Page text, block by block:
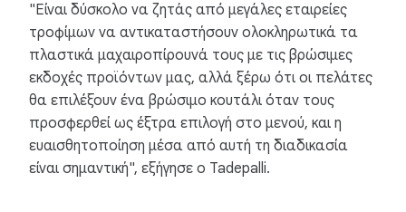
"Είναι δύσκολο να ζητάς από μεγάλες εταιρείες
τροφίμων να αντικαταστήσουν ολοκληρωτικά τα
πλαστικά μαχαιροπίρουνά τους με τις βρώσιμες
εκδοχές προϊόντων μας, αλλά ξέρω ότι οι πελάτες
θα επιλέξουν ένα βρώσιμο κουτάλι όταν τους
προσφερθεί ως έξτρα επιλογή στο μενού, και η
ευαισθητοποίηση μέσα από αυτή τη διαδικασία
είναι σημαντική", εξήγησε ο Tadepalli.